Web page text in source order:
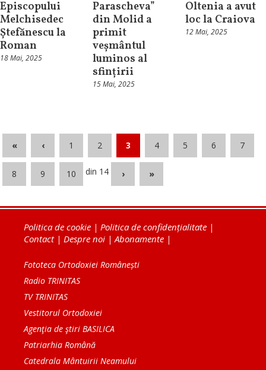
Episcopului
Melchisedec
Ștefănescu la
Roman
18 Mai, 2025
Parascheva”
din Molid a
primit
veșmântul
luminos al
sfințirii
15 Mai, 2025
Oltenia a avut
loc la Craiova
12 Mai, 2025
« ‹ 1 2 3 4 5 6 7
8 9 10 din 14 › »
Politica de cookie | Politica de confidențialitate |
Contact| Despre noi |Abonamente |
Fototeca Ortodoxiei Românești
Radio TRINITAS
TV TRINITAS
Vestitorul Ortodoxiei
Agenţia de ştiri BASILICA
Patriarhia Română
Catedrala Mântuirii Neamului